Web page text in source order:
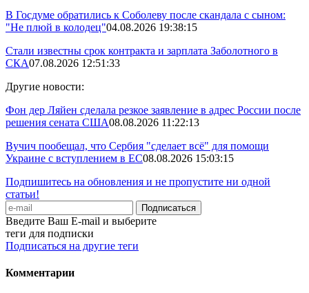
В Госдуме обратились к Соболеву после скандала с сыном:
"Не плюй в колодец"04.08.2026 19:38:15
Стали известны срок контракта и зарплата Заболотного в
СКА07.08.2026 12:51:33
Другие новости:
Фон дер Ляйен сделала резкое заявление в адрес России после
решения сената США08.08.2026 11:22:13
Вучич пообещал, что Сербия "сделает всё" для помощи
Украине с вступлением в ЕС08.08.2026 15:03:15
Подпишитесь на обновления и не пропустите ни одной
статьи!
Введите Ваш E-mail и выберите
теги для подписки
Подписаться на другие теги
Комментарии